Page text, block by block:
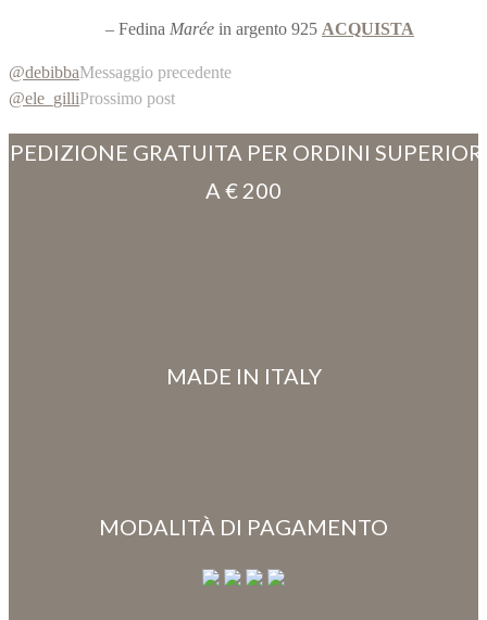
– Fedina Marée in argento 925 ACQUISTA
@debibbaMessaggio precedente
@ele_gilliProssimo post
GRATUITA PER ORDINI
A € 200
MADE IN ITALY
MODALITÀ DI PAGAMENTO